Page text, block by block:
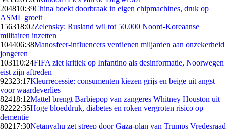
204810:39China boekt doorbraak in eigen chipmachines, druk op
ASML groeit
156318:02Zelensky: Rusland wil tot 50.000 Noord-Koreaanse
militairen inzetten
104406:38Manosfeer-influencers verdienen miljarden aan onzekerheid
jongeren
103110:24FIFA ziet kritiek op Infantino als desinformatie, Noorwegen
eist zijn aftreden
92323:17Kleurrecessie: consumenten kiezen grijs en beige uit angst
voor waardeverlies
82418:12Mattel brengt Barbiepop van zangeres Whitney Houston uit
82222:35Hoge bloeddruk, diabetes en roken vergroten risico op
dementie
80217:30Netanyahu zet streep door Gaza-plan van Trumps Vredesraad